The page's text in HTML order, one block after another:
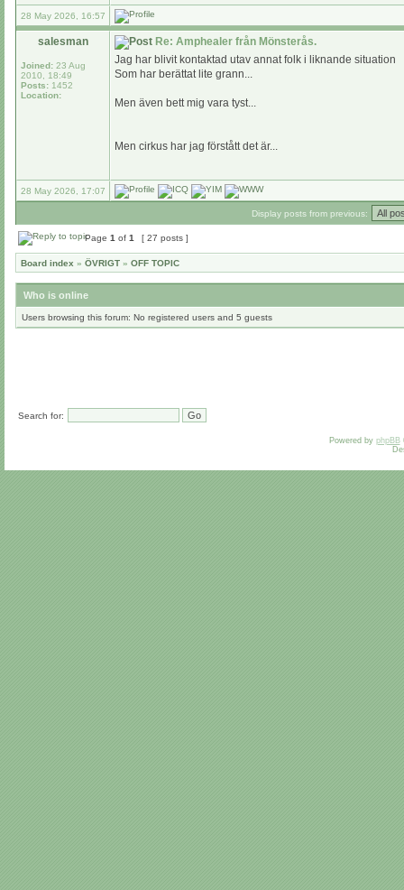
28 May 2026, 16:57
salesman
Joined: 23 Aug
2010, 18:49
Posts: 1452
Location:
Re: Amphealer från Mönsterås.
Jag har blivit kontaktad utav annat folk i liknande situation
Som har berättat lite grann...
Men även bett mig vara tyst...
Men cirkus har jag förstått det är...
28 May 2026, 17:07
Display posts from previous:
Page 1 of 1 [ 27 posts ]
Board index » ÖVRIGT » OFF TOPIC
Who is online
Users browsing this forum: No registered users and 5 guests
Search for:
Powered by phpBB